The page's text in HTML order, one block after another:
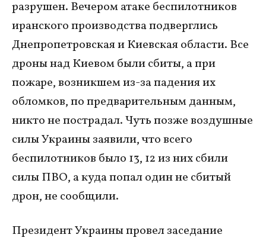
разрушен. Вечером атаке беспилотников
иранского производства подверглись
Днепропетровская и Киевская области. Все
дроны над Киевом были сбиты, а при
пожаре, возникшем из-за падения их
обломков, по предварительным данным,
никто не пострадал. Чуть позже воздушные
силы Украины заявили, что всего
беспилотников было 13, 12 из них сбили
силы ПВО, а куда попал один не сбитый
дрон, не сообщили.
Президент Украины провел заседание